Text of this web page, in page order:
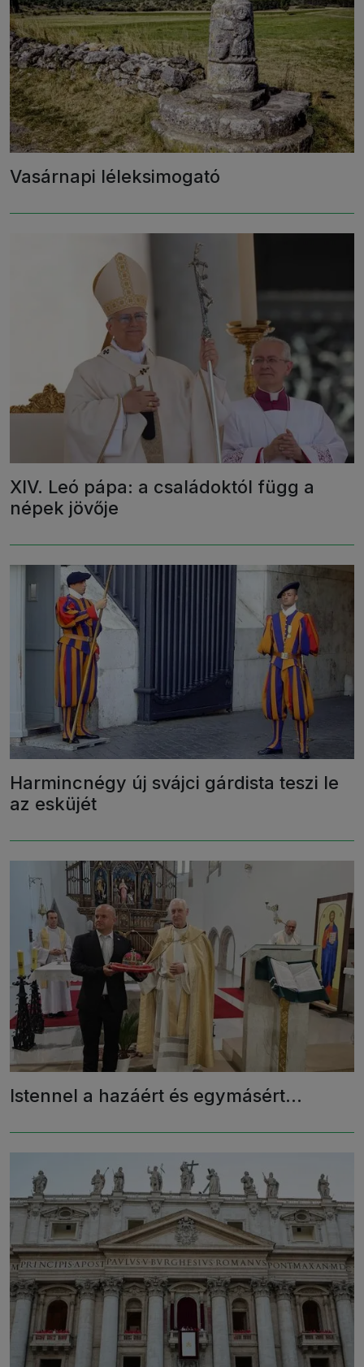
Vasárnapi léleksimogató
XIV. Leó pápa: a családoktól függ a
népek jövője
Harmincnégy új svájci gárdista teszi le
az esküjét
Istennel a hazáért és egymásért…